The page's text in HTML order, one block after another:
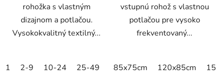
rohožka s vlastným
dizajnom a potlačou.
Vysokokvalitný textilný...
1 2-9 10-24 25-49 50-99 100-249 250-499
vstupnú rohož s vlastnou
potlačou pre vysoko
frekventovaný...
85x75cm 120x85cm